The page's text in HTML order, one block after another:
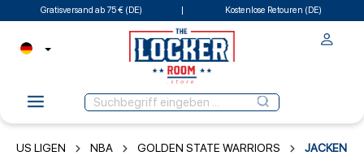
Gratisversand ab 75 € (DE) Kostenlose Retouren (DE)
US LIGEN NBA GOLDEN STATE WARRIORS JACKEN